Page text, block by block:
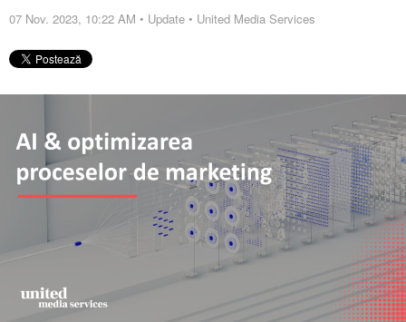
07 Nov. 2023, 10:22 AM • Update • United Media Services